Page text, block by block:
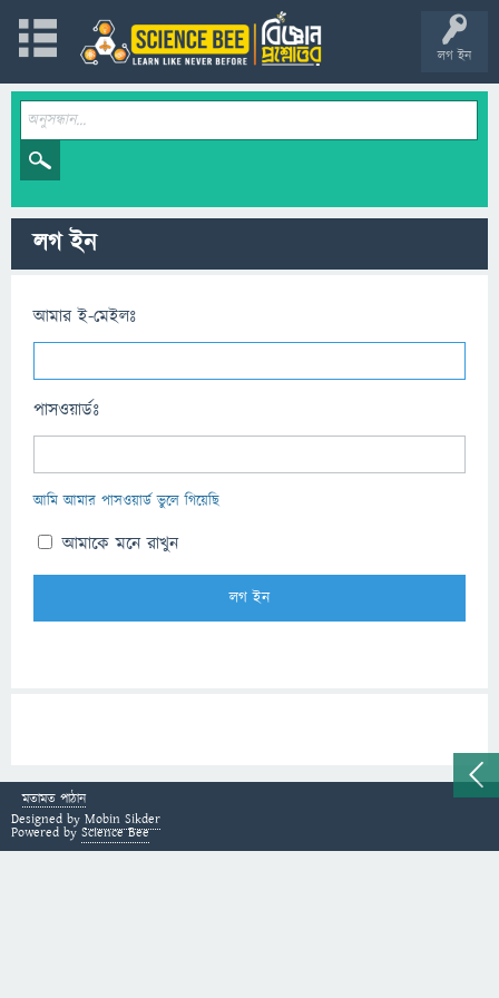
লগ ইন
লগ ইন
আমার ই-মেইলঃ
পাসওয়ার্ডঃ
আমি আমার পাসওয়ার্ড ভুলে গিয়েছি
আমাকে মনে রাখুন
মতামত পাঠান
Designed by Mobin Sikder
Powered by Science Bee